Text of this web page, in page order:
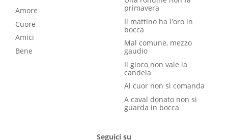
Amore
Cuore
Amici
Bene
primavera
Il mattino ha l'oro in
bocca
Mal comune, mezzo
gaudio
Il gioco non vale la
candela
Al cuor non si comanda
A caval donato non si
guarda in bocca
Seguici su